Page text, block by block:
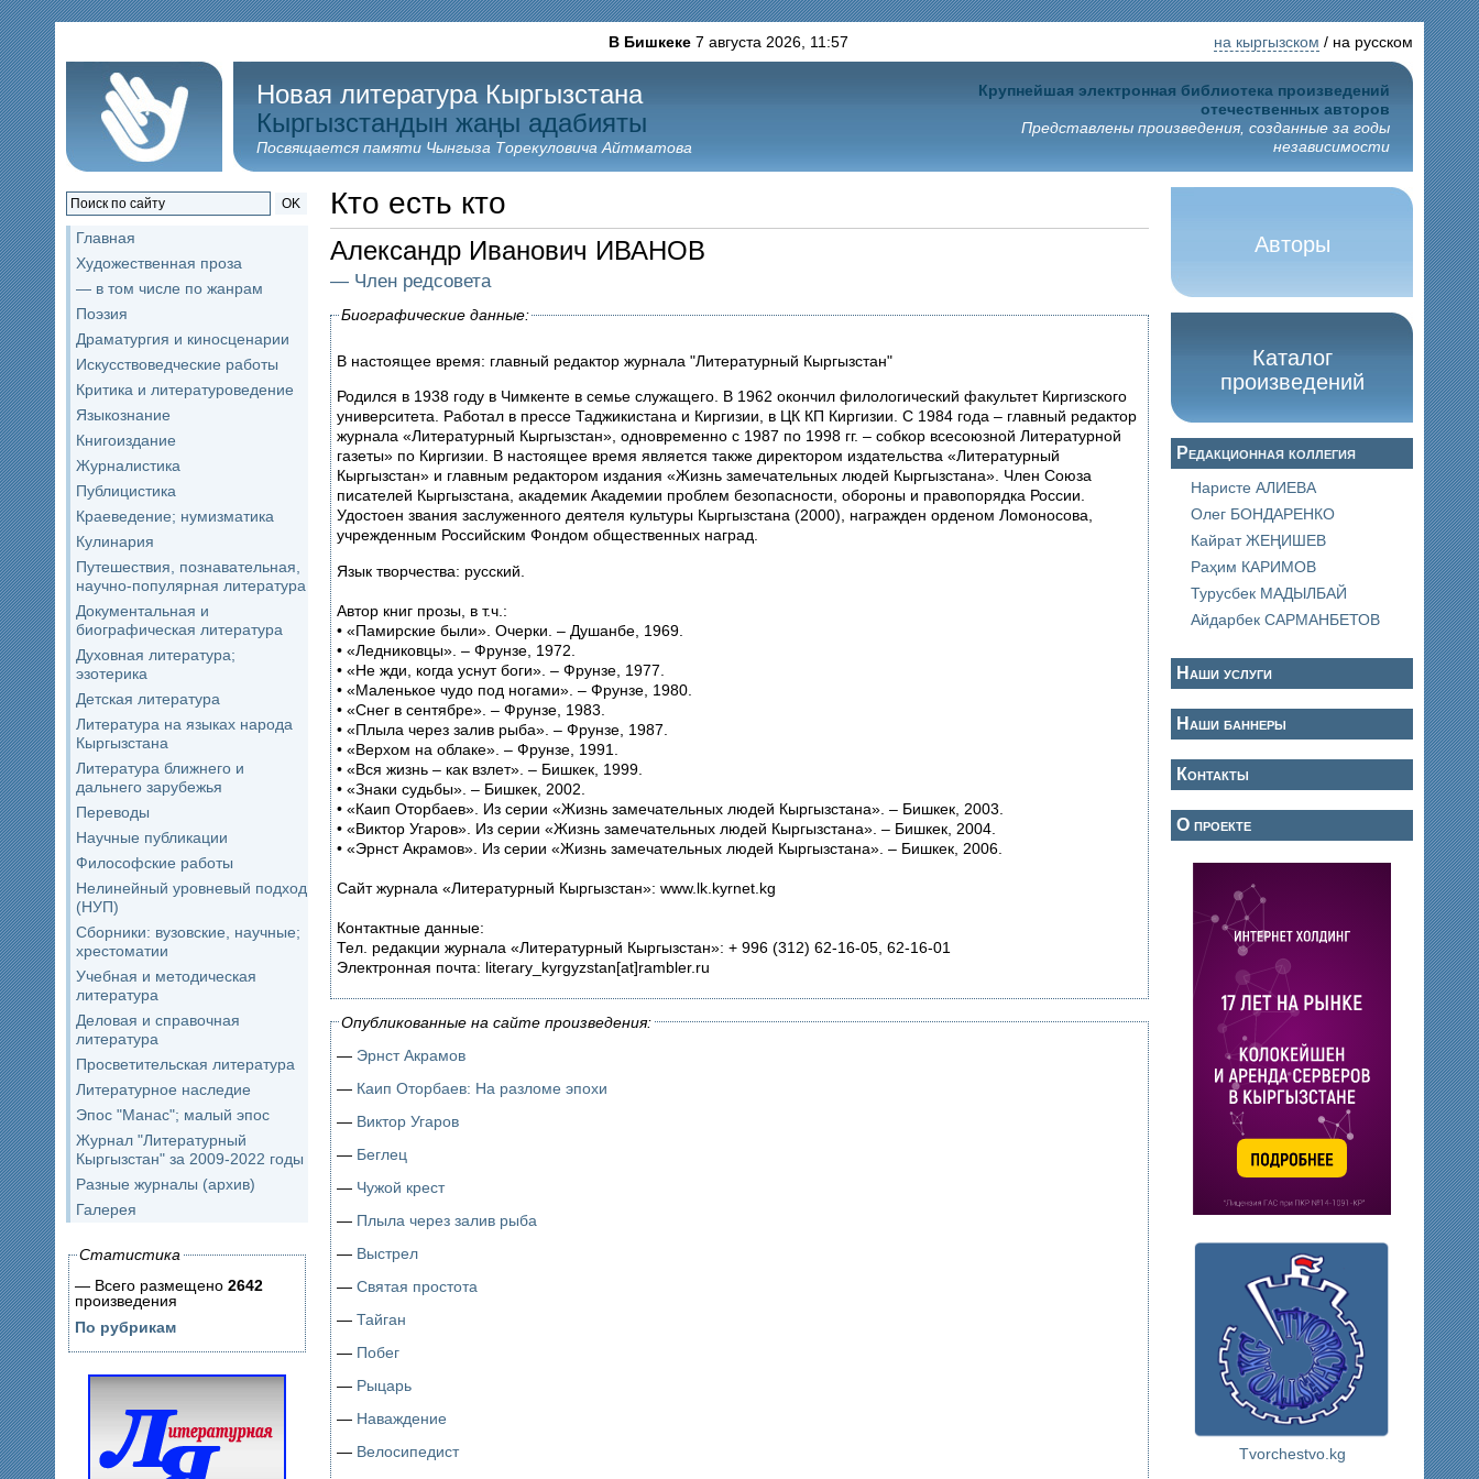
В Бишкеке 7 августа 2026, 11:57 на кыргызском / на русском
Новая литература Кыргызстана
Кыргызстандын жаңы адабияты
Посвящается памяти Чынгыза Торекуловича Айтматова
Крупнейшая электронная библиотека произведений
отечественных авторов
Представлены произведения, созданные за годы
независимости
OK
Главная
Художественная проза
— в том числе по жанрам
Поэзия
Драматургия и киносценарии
Искусствоведческие работы
Критика и литературоведение
Языкознание
Книгоиздание
Журналистика
Публицистика
Краеведение; нумизматика
Кулинария
Путешествия, познавательная,
научно-популярная литература
Документальная и
биографическая литература
Духовная литература;
эзотерика
Детская литература
Литература на языках народа
Кыргызстана
Литература ближнего и
дальнего зарубежья
Переводы
Научные публикации
Философские работы
Нелинейный уровневый подход
(НУП)
Сборники: вузовские, научные;
хрестоматии
Учебная и методическая
литература
Деловая и справочная
литература
Просветительская литература
Литературное наследие
Эпос "Манас"; малый эпос
Журнал "Литературный
Кыргызстан" за 2009-2022 годы
Разные журналы (архив)
Галерея
Статистика
— Всего размещено 2642
произведения
По рубрикам
Кто есть кто
Александр Иванович ИВАНОВ
— Член редсовета
Биографические данные:
В настоящее время: главный редактор журнала "Литературный Кыргызстан"
Родился в 1938 году в Чимкенте в семье служащего. В 1962 окончил филологический факультет Киргизского
университета. Работал в прессе Таджикистана и Киргизии, в ЦК КП Киргизии. С 1984 года – главный редактор
журнала «Литературный Кыргызстан», одновременно с 1987 по 1998 гг. – собкор всесоюзной Литературной
газеты» по Киргизии. В настоящее время является также директором издательства «Литературный
Кыргызстан» и главным редактором издания «Жизнь замечательных людей Кыргызстана». Член Союза
писателей Кыргызстана, академик Академии проблем безопасности, обороны и правопорядка России.
Удостоен звания заслуженного деятеля культуры Кыргызстана (2000), награжден орденом Ломоносова,
учрежденным Российским Фондом общественных наград.
Язык творчества: русский.
Автор книг прозы, в т.ч.:
• «Памирские были». Очерки. – Душанбе, 1969.
• «Ледниковцы». – Фрунзе, 1972.
• «Не жди, когда уснут боги». – Фрунзе, 1977.
• «Маленькое чудо под ногами». – Фрунзе, 1980.
• «Снег в сентябре». – Фрунзе, 1983.
• «Плыла через залив рыба». – Фрунзе, 1987.
• «Верхом на облаке». – Фрунзе, 1991.
• «Вся жизнь – как взлет». – Бишкек, 1999.
• «Знаки судьбы». – Бишкек, 2002.
• «Каип Оторбаев». Из серии «Жизнь замечательных людей Кыргызстана». – Бишкек, 2003.
• «Виктор Угаров». Из серии «Жизнь замечательных людей Кыргызстана». – Бишкек, 2004.
• «Эрнст Акрамов». Из серии «Жизнь замечательных людей Кыргызстана». – Бишкек, 2006.
Сайт журнала «Литературный Кыргызстан»: www.lk.kyrnet.kg
Контактные данные:
Тел. редакции журнала «Литературный Кыргызстан»: + 996 (312) 62-16-05, 62-16-01
Электронная почта: literary_kyrgyzstan[at]rambler.ru
Опубликованные на сайте произведения:
— Эрнст Акрамов
— Каип Оторбаев: На разломе эпохи
— Виктор Угаров
— Беглец
— Чужой крест
— Плыла через залив рыба
— Выстрел
— Святая простота
— Тайган
— Побег
— Рыцарь
— Наваждение
— Велосипедист
Авторы
Каталог
произведений
Редакционная коллегия
Наристе АЛИЕВА
Олег БОНДАРЕНКО
Кайрат ЖЕҢИШЕВ
Раҳим КАРИМОВ
Турусбек МАДЫЛБАЙ
Айдарбек САРМАНБЕТОВ
Наши услуги
Наши баннеры
Контакты
О проекте
Tvorchestvo.kg